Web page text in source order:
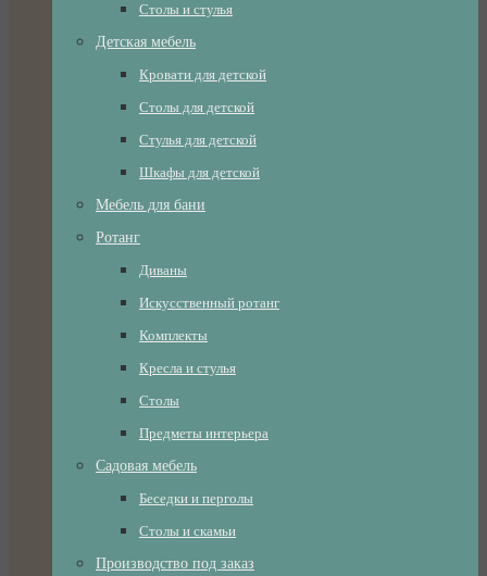
Столы и стулья
Детская мебель
Кровати для детской
Столы для детской
Стулья для детской
Шкафы для детской
Мебель для бани
Ротанг
Диваны
Искусственный ротанг
Комплекты
Кресла и стулья
Столы
Предметы интерьера
Садовая мебель
Беседки и перголы
Столы и скамьи
Производство под заказ